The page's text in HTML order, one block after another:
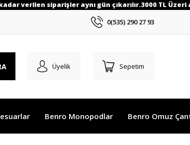
aynı gün çıkarılır.3000 TL Üzeri
0(535) 290 27 93
Üyelik Sepetim
Benro Monopodlar Benro Omuz